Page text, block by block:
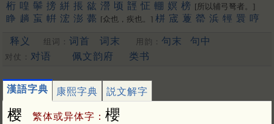
桁 喤 鬡 搒 絣 掁 谹 瀯 顷 䪫 怔 輣 嫇 榜 [所以辅弓弩者。]
睁 趟 䖟 帲 浤 澎 薨 [众也，疾也。] 栟 宬 藑 罃 浜 牼 睘 哼
䬝 䃘 洴 狰 媖 夐 筬 䄇 䦕 拧 姘 蝾 硡 軯 溁
擏
霐 䟫 鴊 拼 圊 盯 咣 耾
䉚 麠 諻 峸 䝼 䍔 嚝 䆖 醟 䟓 㨕
䞓 宖 [更多…]
释义 组词： 词首 词末 用韵： 句末 句中
对仗： 对语 佩文韵府 类书
漢語字典 康熙字典 説文解字
樱 繁体或异体字： 櫻